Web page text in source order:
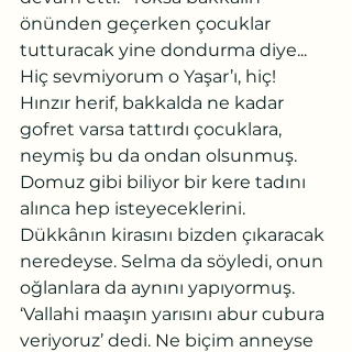
önünden geçerken çocuklar
tutturacak yine dondurma diye...
Hiç sevmiyorum o Yaşar’ı, hiç!
Hınzır herif, bakkalda ne kadar
gofret varsa tattırdı çocuklara,
neymiş bu da ondan olsunmuş.
Domuz gibi biliyor bir kere tadını
alınca hep isteyeceklerini.
Dükkânın kirasını bizden çıkaracak
neredeyse. Selma da söyledi, onun
oğlanlara da aynını yapıyormuş.
‘Vallahi maaşın yarısını abur cubura
veriyoruz’ dedi. Ne biçim anneyse